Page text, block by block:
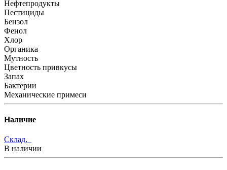
Нефтепродукты
Пестициды
Бензол
Фенол
Хлор
Органика
Мутность
Цветность привкусы
Запах
Бактерии
Механические примеси
Наличие
Склад,
В наличии